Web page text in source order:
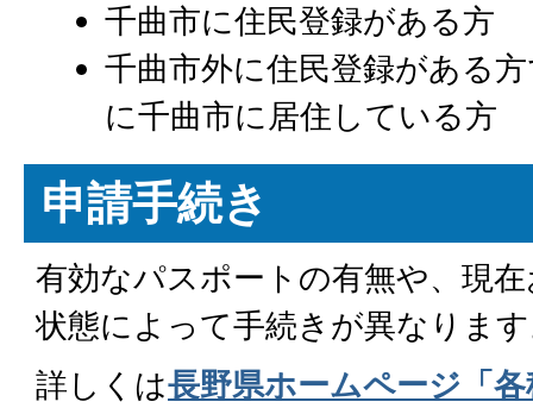
千曲市に住民登録がある方
千曲市外に住民登録がある
に千曲市に居住している方
申請手続き
有効なパスポートの有無や、現
状態によって手続きが異なりま
詳しくは長野県ホームページ「